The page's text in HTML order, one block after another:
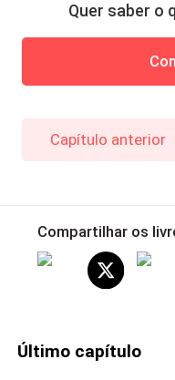
Quer saber o
Capítulo anterior
Compartilhar os
Último capítulo